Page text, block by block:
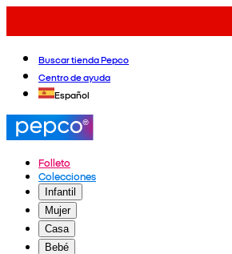
Buscar tienda Pepco
Centro de ayuda
Español
Folleto
Colecciones
Infantil
Mujer
Casa
Bebé